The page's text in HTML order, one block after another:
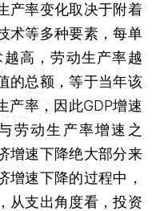
产率变化取决于附着
术等多种要素，每单
高，劳动生产率越
的总额，等于当年该
产率，因此GDP增速
劳动生产率增速之
增速下降绝大部分来
增速下降的过程中，
从支出角度看，投资